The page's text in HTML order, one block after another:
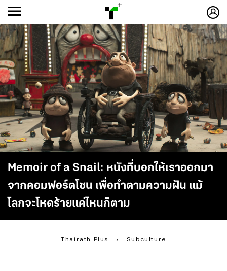
Memoir of a Snail: หนังที่บอกให้เราออกมา
จากคอมฟอร์ตโซน เพื่อทำตามความฝัน แม้
โลกจะโหดร้ายแค่ไหนก็ตาม
Thairath Plus › Subculture
-ก